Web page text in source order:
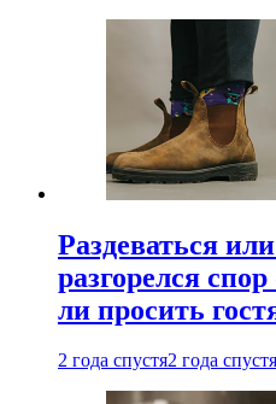
Раздеваться
разгорелся
ли просить
2 года спустя2 года спустя